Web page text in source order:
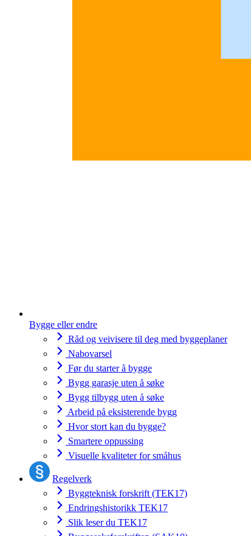
Bygge eller endre
Råd og veivisere til deg med byggeplaner
Nabovarsel
Før du starter å bygge
Bygg garasje uten å søke
Bygg tilbygg uten å søke
Arbeid på eksisterende bygg
Hvor stort kan du bygge?
Smartere oppussing
Visuelle kvaliteter for småhus
Regelverk
Byggteknisk forskrift (TEK17)
Endringshistorikk TEK17
Slik leser du TEK17